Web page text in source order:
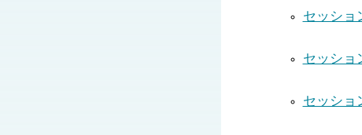
セッショ
セッショ
セッショ